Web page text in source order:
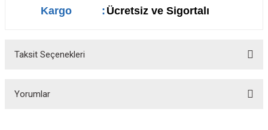
Kargo
: Ücretsiz ve Sigortalı
Taksit Seçenekleri
Yorumlar